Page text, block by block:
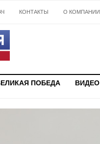
КОНТАКТЫ О КОМПАНИИ
ПОБЕДА ВИДЕО